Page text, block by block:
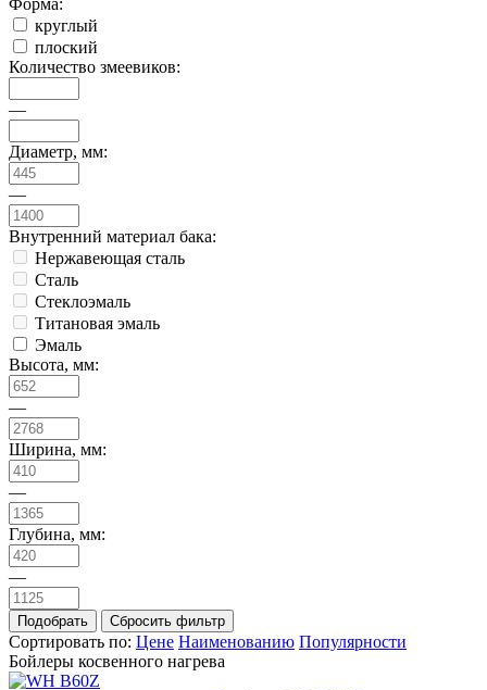
Форма:
круглый
плоский
Количество змеевиков:
—
Диаметр, мм:
—
Внутренний материал бака:
Нержавеющая сталь
Сталь
Стеклоэмаль
Титановая эмаль
Эмаль
Высота, мм:
—
Ширина, мм:
—
Глубина, мм:
—
Сортировать по: Цене Наименованию Популярности
Бойлеры косвенного нагрева